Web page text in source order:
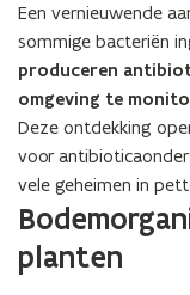
Een vernieuwende
sommige bacteriën
produceren
omgeving te
Deze ontdekking
voor
vele geheimen in
planten